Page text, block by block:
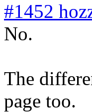
#1452
No.
The
page too.